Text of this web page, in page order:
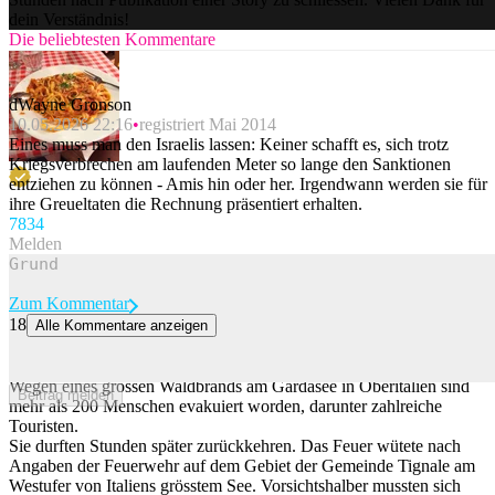
dein Verständnis!
Die beliebtesten Kommentare
dWayne Gronson
10.05.2026 22:16 registriert Mai 2014
Eines muss man den Israelis lassen: Keiner schafft es, sich trotz
Kriegsverbrechen am laufenden Meter so lange den Sanktionen
entziehen zu können - Amis hin oder her. Irgendwann werden sie für
ihre Greueltaten die Rechnung präsentiert erhalten.
7834
Melden
Beitrag melden
Zum Kommentar
18 Alle Kommentare anzeigen
Wegen eines grossen Waldbrands am Gardasee in Oberitalien sind
mehr als 200 Menschen evakuiert worden, darunter zahlreiche
Touristen.
Sie durften Stunden später zurückkehren. Das Feuer wütete nach
Angaben der Feuerwehr auf dem Gebiet der Gemeinde Tignale am
Westufer von Italiens grösstem See. Vorsichtshalber mussten sich